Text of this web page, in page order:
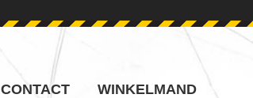
CONTACT WINKELMAND